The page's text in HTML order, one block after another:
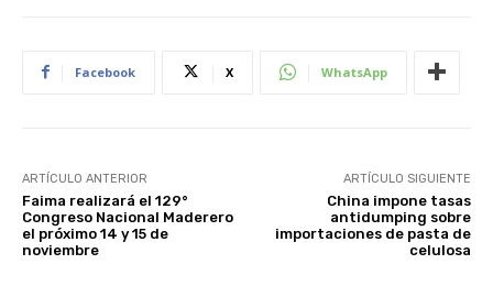
Facebook X WhatsApp
ARTÍCULO ANTERIOR
Faima realizará el 129°
Congreso Nacional Maderero
el próximo 14 y 15 de
noviembre
ARTÍCULO SIGUIENTE
China impone tasas
antidumping sobre
importaciones de pasta de
celulosa